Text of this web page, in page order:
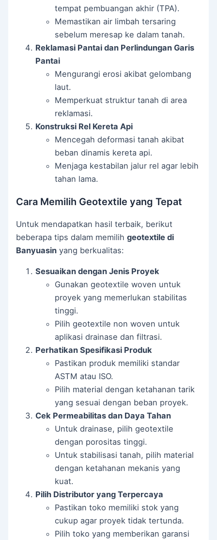
tempat pembuangan akhir (TPA).
Memastikan air limbah tersaring
sebelum meresap ke dalam tanah.
Reklamasi Pantai dan Perlindungan Garis
Pantai
Mengurangi erosi akibat gelombang
laut.
Memperkuat struktur tanah di area
reklamasi.
Konstruksi Rel Kereta Api
Mencegah deformasi tanah akibat
beban dinamis kereta api.
Menjaga kestabilan jalur rel agar lebih
tahan lama.
Cara Memilih Geotextile yang Tepat
Untuk mendapatkan hasil terbaik, berikut
beberapa tips dalam memilihgeotextile di
Banyuasin yang berkualitas:
Sesuaikan dengan Jenis Proyek
Gunakan geotextile woven untuk
proyek yang memerlukan stabilitas
tinggi.
Pilih geotextile non woven untuk
aplikasi drainase dan filtrasi.
Perhatikan Spesifikasi Produk
Pastikan produk memiliki standar
ASTM atau ISO.
Pilih material dengan ketahanan tarik
yang sesuai dengan beban proyek.
Cek Permeabilitas dan Daya Tahan
Untuk drainase, pilih geotextile
dengan porositas tinggi.
Untuk stabilisasi tanah, pilih material
dengan ketahanan mekanis yang
kuat.
Pilih Distributor yang Terpercaya
Pastikan toko memiliki stok yang
cukup agar proyek tidak tertunda.
Pilih toko yang memberikan garansi